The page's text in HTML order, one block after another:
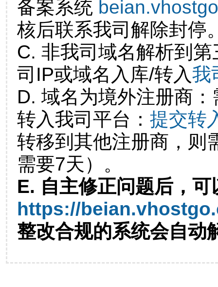
备案系统
核后联系我司解除封停
C. 非我司域名解析到
司IP或域名入库/转入我
D. 域名为境外注册商
转入我司平台： 提交转
转移到其他注册商，则
需要7天）。
E. 自主修正问题后，可
https://
整改合规的系统会自动